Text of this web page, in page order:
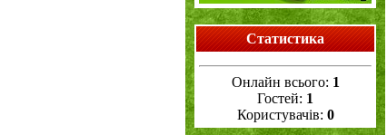
Статистика
Онлайн всього: 1
Гостей: 1
Користувачів: 0